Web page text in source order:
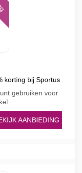
korting bij Sportus
gebruiken voor
AANBIEDING